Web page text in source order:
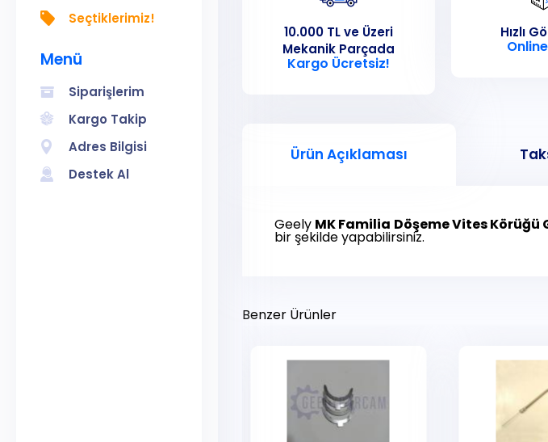
Seçtiklerimiz!
Menü
Siparişlerim
Kargo Takip
Adres Bilgisi
Destek Al
10.000 TL ve Üzeri
Mekanik Parçada
Kargo Ücretsiz!
Hızlı
Ürün Açıklaması
Geely MK Familia Döşeme Vites Körüğü
bir şekilde yapabilirsiniz.
Benzer Ürünler